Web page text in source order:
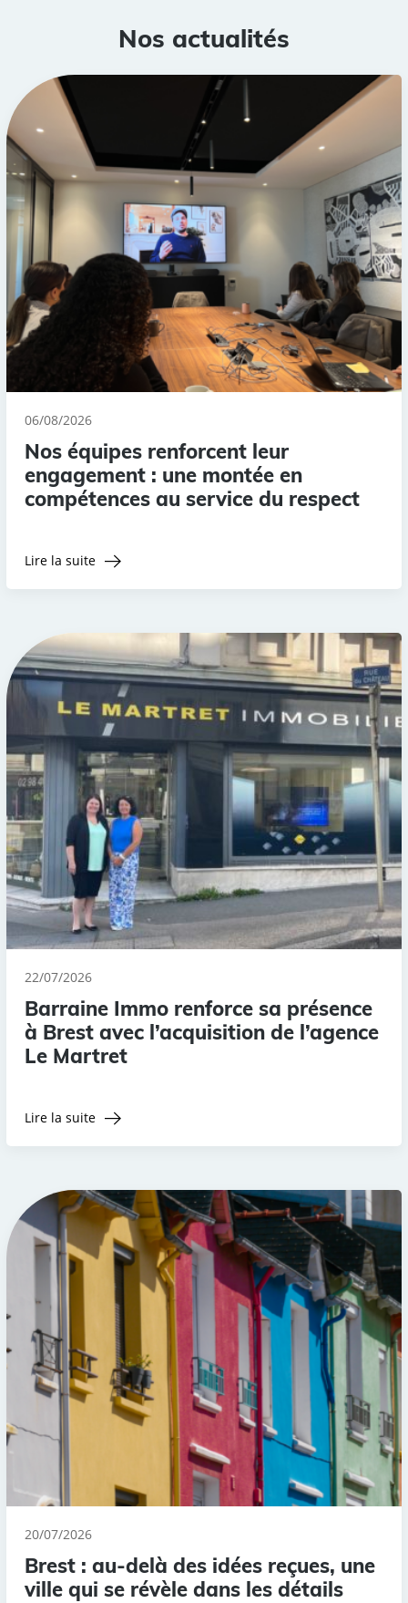
Nos actualités
06/08/2026
Nos équipes renforcent leur
engagement : une montée en
compétences au service du respect
Lire la suite
22/07/2026
Barraine Immo renforce sa présence
à Brest avec l’acquisition de l’agence
Le Martret
Lire la suite
20/07/2026
Brest : au-delà des idées reçues, une
ville qui se révèle dans les détails